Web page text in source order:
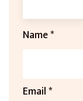
Name*
Email*